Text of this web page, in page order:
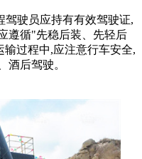
驾驶员应持有有效驾驶证,
遵循"先稳后装、先轻后
过程中,应注意行车安全,
酒后驾驶。